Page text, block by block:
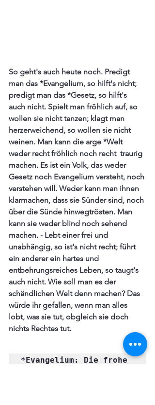
So geht's auch heute noch. Predigt
man das *Evangelium, so hilft's nicht;
predigt man das *Gesetz, so hilft's
auch nicht. Spielt man fröhlich auf, so
wollen sie nicht tanzen; klagt man
herzerweichend, so wollen sie nicht
weinen. Man kann die arge *Welt
weder recht fröhlich noch recht  traurig
machen. Es ist ein Volk, das weder
Gesetz noch Evangelium versteht, noch
verstehen will. Weder kann man ihnen
klarmachen, dass sie Sünder sind, noch
über die Sünde hinwegtrösten. Man
kann sie weder blind noch sehend
machen. - Lebt einer frei und
unabhängig, so ist's nicht recht; führt
ein anderer ein hartes und
entbehrungsreiches Leben, so taugt's
auch nicht. Wie soll man es der
schändlichen Welt denn machen? Das
würde ihr gefallen, wenn man alles
lobt, was sie tut, obgleich sie doch
nichts Rechtes tut.
*Evangelium: Die frohe